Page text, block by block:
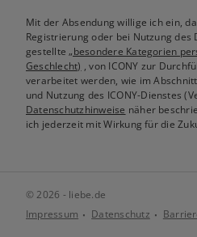
Mit der Absendung willige ich ein,
Registrierung oder bei Nutzung des
gestellte„besondere Kategorien
Geschlecht) , von ICONY zur
verarbeitet werden, wie im
und Nutzung des ICONY-Dienstes
Datenschutzhinweise näher
ich jederzeit mit Wirkung für die
© 2026 - liebe.de
Impressum
Datenschutz